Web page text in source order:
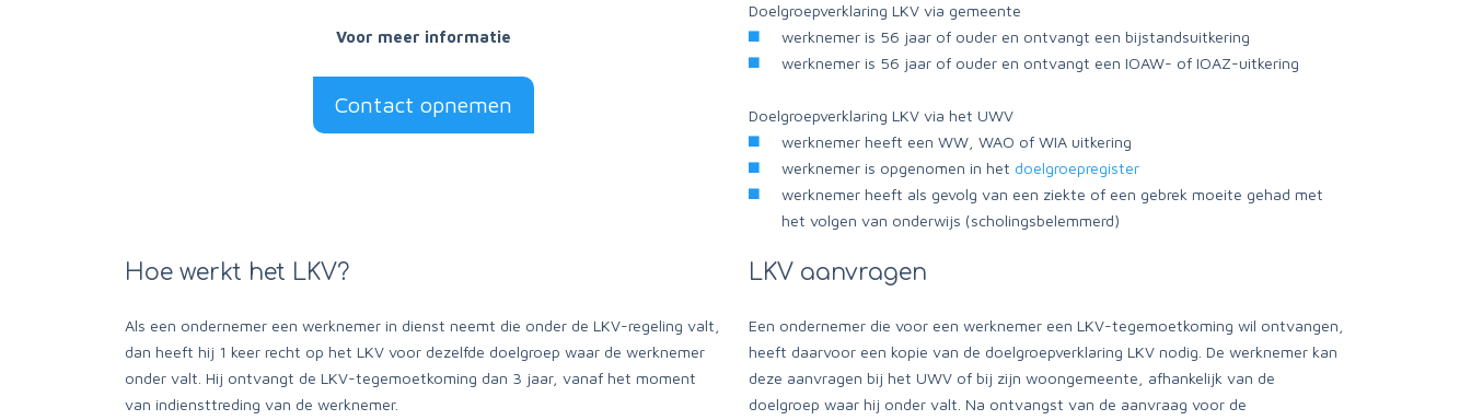
Voor meer informatie
Contact opnemen
Doelgroepverklaring LKV via gemeente
werknemer is 56 jaar of ouder en ontvangt een bijstandsuitkering
werknemer is 56 jaar of ouder en ontvangt een IOAW- of IOAZ-uitkering
Doelgroepverklaring LKV via het UWV
werknemer heeft een WW, WAO of WIA uitkering
werknemer is opgenomen in het doelgroepregister
werknemer heeft als gevolg van een ziekte of een gebrek moeite gehad met
het volgen van onderwijs (scholingsbelemmerd)
Hoe werkt het LKV?
Als een ondernemer een werknemer in dienst neemt die onder de LKV-regeling valt,
dan heeft hij 1 keer recht op het LKV voor dezelfde doelgroep waar de werknemer
onder valt. Hij ontvangt de LKV-tegemoetkoming dan 3 jaar, vanaf het moment
van indiensttreding van de werknemer.
LKV aanvragen
Een ondernemer die voor een werknemer een LKV-tegemoetkoming wil ontvangen,
heeft daarvoor een kopie van de doelgroepverklaring LKV nodig. De werknemer kan
deze aanvragen bij het UWV of bij zijn woongemeente, afhankelijk van de
doelgroep waar hij onder valt. Na ontvangst van de aanvraag voor de